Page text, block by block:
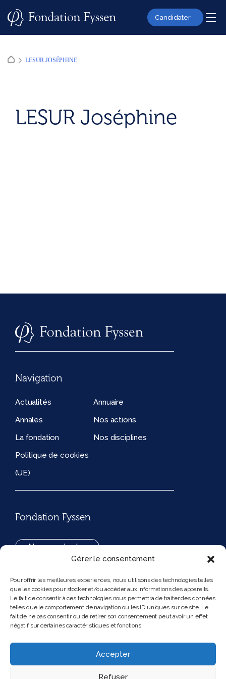
Gérer le consentement
Pour offrir les meilleures expériences, nous utilisons des technologies telles
que les cookies pour stocker et/ou accéder aux informations des appareils.
Le fait de consentir à ces technologies nous permettra de traiter des données
telles que le comportement de navigation ou les ID uniques sur ce site. Le
fait de ne pas consentir ou de retirer son consentement peut avoir un effet
négatif sur certaines caractéristiques et fonctions.
Accepter
Refuser
Candidater
LESUR JOSÉPHINE
LESUR Joséphine
Navigation
Actualités
Annuaire
Annales
Nos actions
La fondation
Nos disciplines
Politique de cookies
(UE)
Fondation Fyssen
Nous contacter
194, rue de Rivoli 75001 Paris France
Nous suivre